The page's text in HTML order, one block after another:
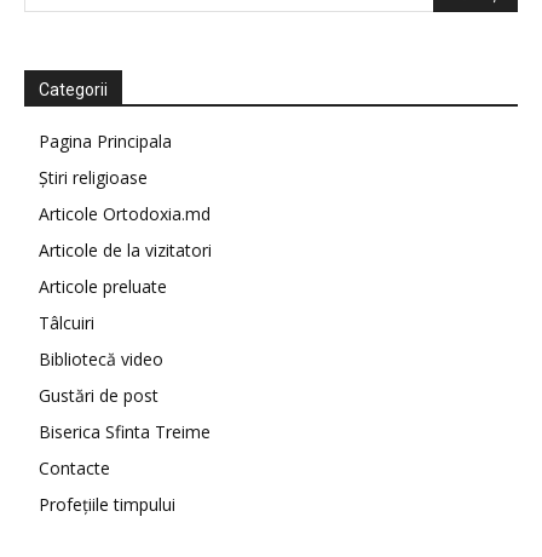
Categorii
Pagina Principala
Știri religioase
Articole Ortodoxia.md
Articole de la vizitatori
Articole preluate
Tâlcuiri
Bibliotecă video
Gustări de post
Biserica Sfinta Treime
Contacte
Profețiile timpului